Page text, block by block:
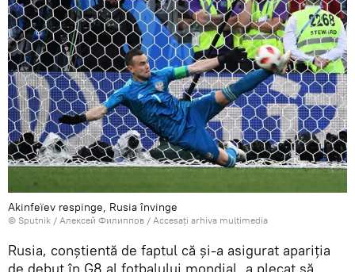
Akinfeïev respinge, Rusia învinge
© Sputnik / Алексей Филиппов / Accesați arhiva multimedia
Rusia, conștientă de faptul că și-a asigurat apariția